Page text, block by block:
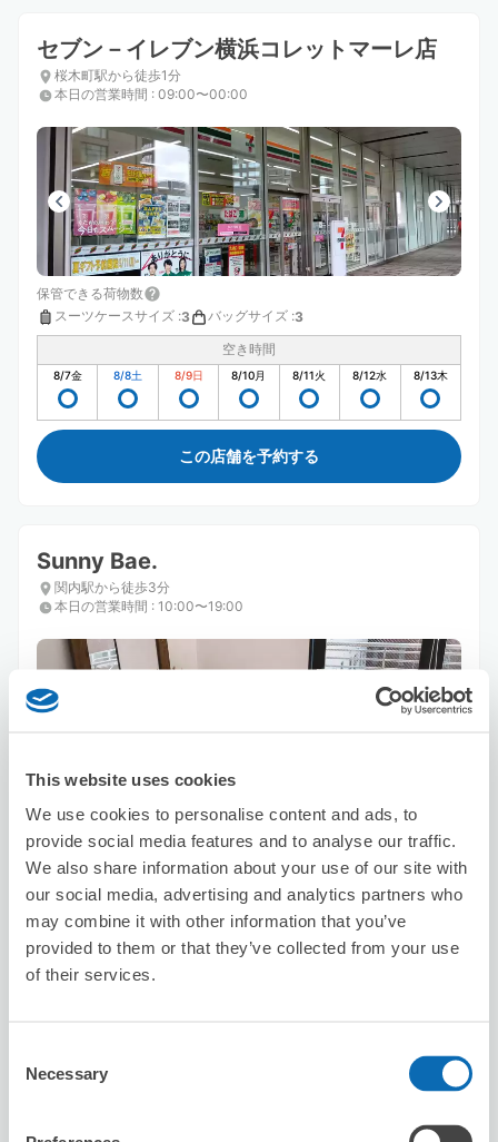
This website uses cookies
We use cookies to personalise content and ads, to
provide social media features and to analyse our traffic.
We also share information about your use of our site with
our social media, advertising and analytics partners who
may combine it with other information that you’ve
provided to them or that they’ve collected from your use
of their services.
Selection
Necessary
セブン－イレブン横浜コレットマーレ店
桜木町駅から徒歩1分
本日の営業時間 : 09:00〜00:00
保管できる荷物数
スーツケースサイズ :3 バッグサイズ :3
空き時間
8/7金 8/8土 8/9日 8/10月 8/11火 8/12水 8/13木
この店舗を予約する
Sunny Bae.
関内駅から徒歩3分
本日の営業時間 : 10:00〜19:00
保管できる荷物数
:
空き時間
土 8/9 火 木
EARTH 関内店